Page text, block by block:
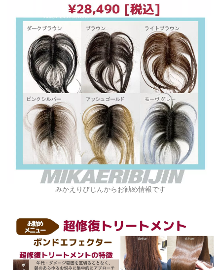
みかえりびじんからお勧め情報です